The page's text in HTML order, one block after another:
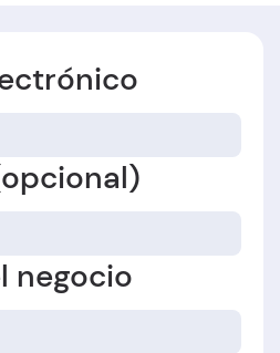
negocio